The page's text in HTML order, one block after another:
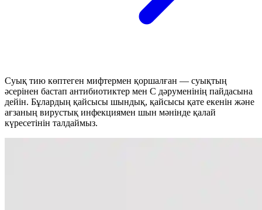
Суық тию көптеген мифтермен қоршалған — суықтың
әсерінен бастап антибиотиктер мен С дәруменінің пайдасына
дейін. Бұлардың қайсысы шындық, қайсысы қате екенін және
ағзаның вирустық инфекциямен шын мәнінде қалай
күресетінін талдаймыз.